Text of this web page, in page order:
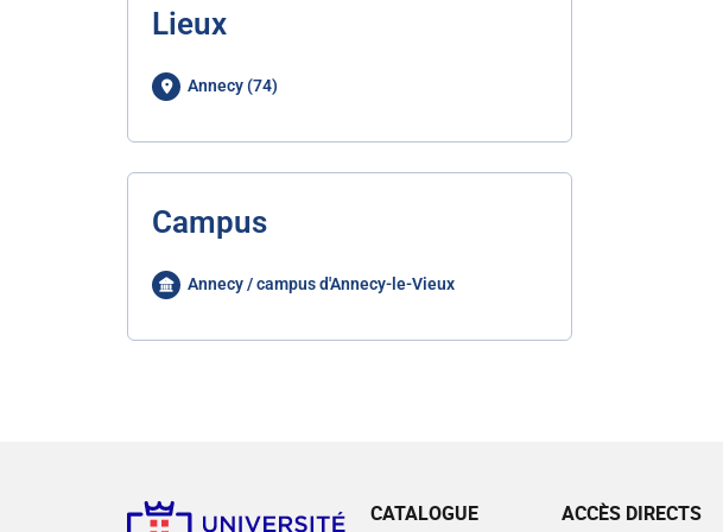
Lieux
Annecy (74)
Campus
Annecy / campus d'Annecy-le-Vieux
CATALOGUE ACCÈS DIRECTS